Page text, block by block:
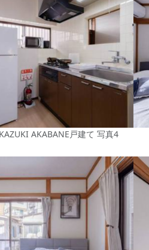
AKABANE戸建て 写真4